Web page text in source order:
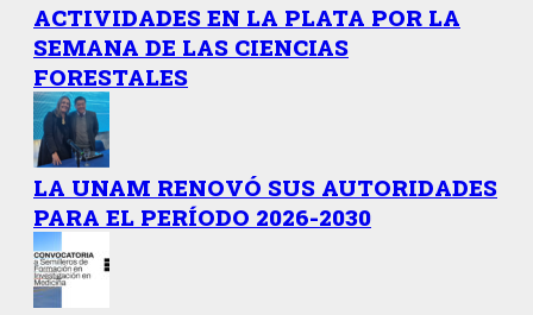
ACTIVIDADES EN LA PLATA POR LA
SEMANA DE LAS CIENCIAS
FORESTALES
LA UNAM RENOVÓ SUS AUTORIDADES
PARA EL PERÍODO 2026-2030